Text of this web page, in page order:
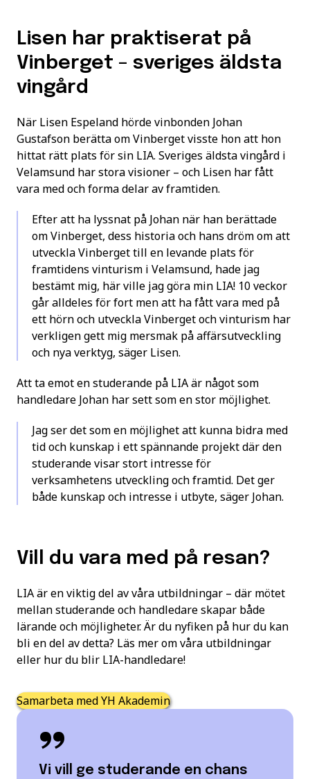
Lisen har praktiserat på
Vinberget – sveriges äldsta
vingård
När Lisen Espeland hörde vinbonden Johan
Gustafson berätta om Vinberget visste hon att hon
hittat rätt plats för sin LIA. Sveriges äldsta vingård i
Velamsund har stora visioner – och Lisen har fått
vara med och forma delar av framtiden.
Efter att ha lyssnat på Johan när han berättade
om Vinberget, dess historia och hans dröm om att
utveckla Vinberget till en levande plats för
framtidens vinturism i Velamsund, hade jag
bestämt mig, här ville jag göra min LIA! 10 veckor
går alldeles för fort men att ha fått vara med på
ett hörn och utveckla Vinberget och vinturism har
verkligen gett mig mersmak på affärsutveckling
och nya verktyg, säger Lisen.
Att ta emot en studerande på LIA är något som
handledare Johan har sett som en stor möjlighet.
Jag ser det som en möjlighet att kunna bidra med
tid och kunskap i ett spännande projekt där den
studerande visar stort intresse för
verksamhetens utveckling och framtid. Det ger
både kunskap och intresse i utbyte, säger Johan.
Vill du vara med på resan?
LIA är en viktig del av våra utbildningar – där mötet
mellan studerande och handledare skapar både
lärande och möjligheter. Är du nyfiken på hur du kan
bli en del av detta? Läs mer om våra utbildningar
eller hur du blir LIA-handledare!
Samarbeta med YH Akademin
Vi vill ge studerande en chans